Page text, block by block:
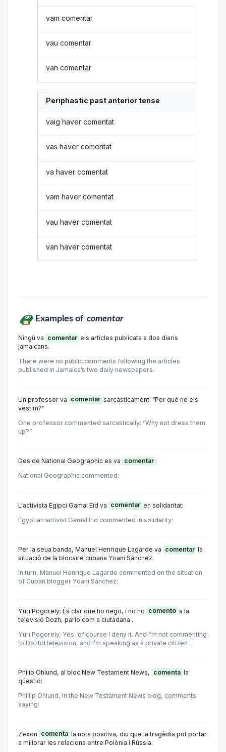
vam comentar
vau comentar
van comentar
Periphastic past anterior tense
vaig haver comentat
vas haver comentat
va haver comentat
vam haver comentat
vau haver comentat
van haver comentat
Examples of comentar
Ningú va comentar els articles publicats a dos diaris
jamaicans.
There were no public comments following the articles
published in Jamaica’s two daily newspapers.
Un professor va comentar sarcàsticament: “Per què no els
vestim?”
One professor commented sarcastically: “Why not dress them
up?”
Des de National Geographic es va comentar :
National Geographic commented:
L'activista Egipci Gamal Eid va comentar en solidaritat:
Egyptian activist Gamal Eid commented in solidarity:
Per la seua banda, Manuel Henrique Lagarde va comentar la
situació de la blocaire cubana Yoani Sánchez:
In turn, Manuel Henrique Lagarde commented on the situation
of Cuban blogger Yoani Sánchez:
Yuri Pogorely: És clar que ho nego, i no ho comento a la
televisió Dozh, parlo com a ciutadana .
Yuri Pogorely: Yes, of course I deny it. And I’m not commenting
to Dozhd television, and I’m speaking as a private citizen .
Philip Ohlund, al bloc New Testament News, comenta la
qüestió:
Phillip Ohlund, in the New Testament News blog, comments
saying:
Zexon comenta la nota positiva, diu que la tragèdia pot portar
a millorar les relacions entre Polònia i Rússia: